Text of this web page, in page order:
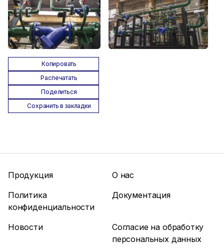
Копировать
Распечатать
Поделиться
Сохранить в закладки
Продукция
О нас
Политика
конфиденциальности
Документация
Новости
Согласие на обработку
персональных данных